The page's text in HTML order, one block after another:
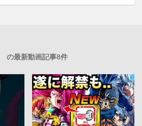
の最新動画記事8件